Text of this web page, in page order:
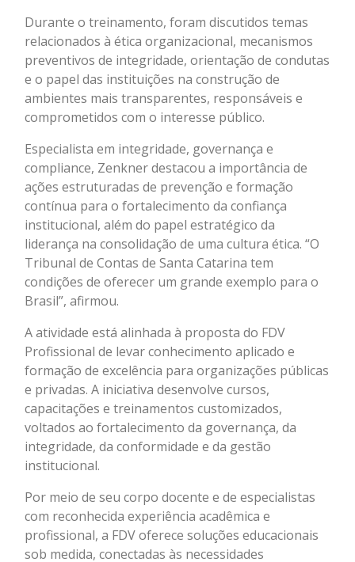
Durante o treinamento, foram discutidos temas
relacionados à ética organizacional, mecanismos
preventivos de integridade, orientação de condutas
e o papel das instituições na construção de
ambientes mais transparentes, responsáveis e
comprometidos com o interesse público.
Especialista em integridade, governança e
compliance, Zenkner destacou a importância de
ações estruturadas de prevenção e formação
contínua para o fortalecimento da confiança
institucional, além do papel estratégico da
liderança na consolidação de uma cultura ética. “O
Tribunal de Contas de Santa Catarina tem
condições de oferecer um grande exemplo para o
Brasil”, afirmou.
A atividade está alinhada à proposta do FDV
Profissional de levar conhecimento aplicado e
formação de excelência para organizações públicas
e privadas. A iniciativa desenvolve cursos,
capacitações e treinamentos customizados,
voltados ao fortalecimento da governança, da
integridade, da conformidade e da gestão
institucional.
Por meio de seu corpo docente e de especialistas
com reconhecida experiência acadêmica e
profissional, a FDV oferece soluções educacionais
sob medida, conectadas às necessidades